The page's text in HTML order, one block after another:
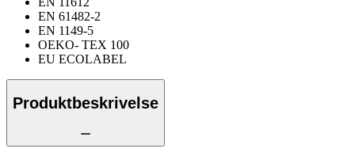
EN 61482-2
EN 1149-5
OEKO- TEX 100
EU ECOLABEL
Produktbeskrivelse